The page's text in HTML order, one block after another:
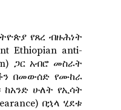
የጸረ ብዙሕነት
Ethiopian anti-
ጋር አብሮ መስራት
በመውሰድ የሙከራ
ሁለት የኢሳት
በኋላ ሂደቱ